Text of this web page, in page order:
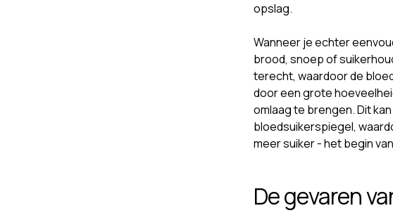
opslag.
Wanneer je echter
brood, snoep of
terecht, waardoor de
door een grote
omlaag te brengen. Dit
bloedsuikerspiegel,
meer suiker - het begin
De gevaren